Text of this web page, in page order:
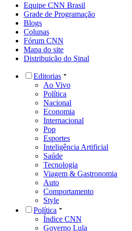
Equipe CNN Brasil
Grade de Programação
Blogs
Colunas
Fórum CNN
Mapa do site
Distribuição do Sinal
Editorias
Ao Vivo
Política
Nacional
Economia
Internacional
Pop
Esportes
Inteligência Artificial
Saúde
Tecnologia
Viagem & Gastronomia
Auto
Comportamento
Style
Política
Índice CNN
Governo Lula